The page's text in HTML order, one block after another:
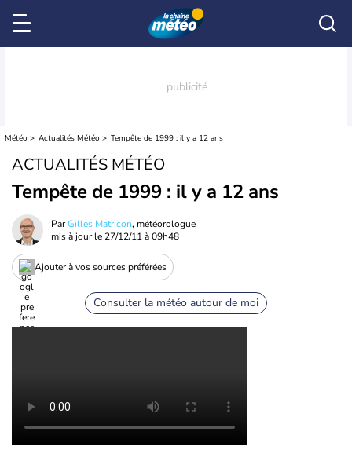
Météo Actualités Météo Tempête de 1999 : il y a 12 ans
ACTUALITÉS MÉTÉO
Tempête de 1999 : il y a 12 ans
ParGilles Matricon, météorologue
mis à jour le 27/12/11 à 09h48
Ajouter à vos sources préférées
Consulter la météo autour de moi